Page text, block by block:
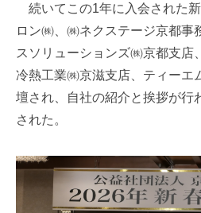
続いてこの1年に入会された
ロン㈱、㈱ネクステージ京都事
スソリューションズ㈱京都支店
冷熱工業㈱京滋支店、ティーエ
壇され、自社の紹介と挨拶が行
された。